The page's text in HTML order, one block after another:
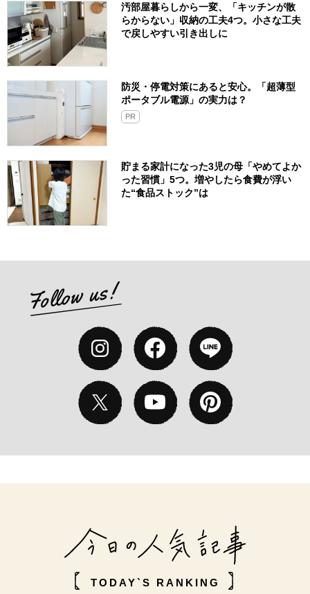
汚部屋暮らしから一変、「キッチンが散
らからない」収納の工夫4つ。小さな工夫
で戻しやすい引き出しに
防災・停電対策にあると安心。「超薄型
ポータブル電源」の実力は？​
PR
貯まる家計になった3児の母「やめてよか
った習慣」5つ。増やしたら食費が浮い
た“食品ストック”は
TODAY`S RANKING